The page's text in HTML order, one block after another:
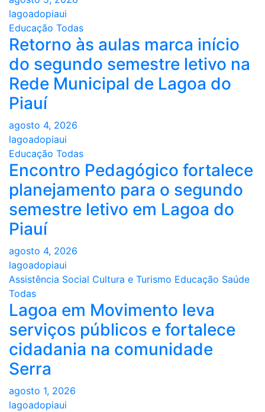
lagoadopiaui
Educação Todas
Retorno às aulas marca início
do segundo semestre letivo na
Rede Municipal de Lagoa do
Piauí
agosto 4, 2026
lagoadopiaui
Educação Todas
Encontro Pedagógico fortalece
planejamento para o segundo
semestre letivo em Lagoa do
Piauí
agosto 4, 2026
lagoadopiaui
Assistência Social Cultura e Turismo Educação Saúde
Todas
Lagoa em Movimento leva
serviços públicos e fortalece
cidadania na comunidade
Serra
agosto 1, 2026
lagoadopiaui